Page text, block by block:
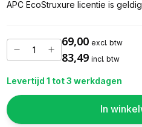
APC EcoStruxure licentie is
69,00 excl. btw
83,49 incl. btw
Levertijd 1 tot 3 werkdagen
In